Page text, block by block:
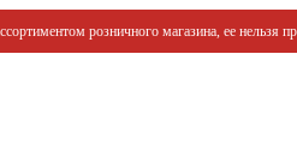
розничного магазина, ее нельзя